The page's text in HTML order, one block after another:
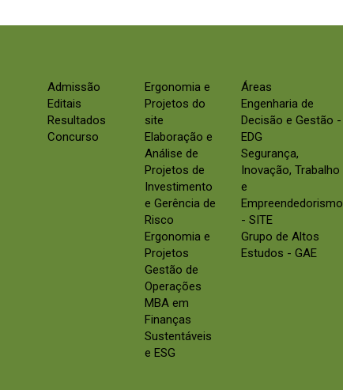
Admissão
Editais
Resultados
Concurso
Ergonomia e
Projetos do
site
Elaboração e
Análise de
Projetos de
Investimento
e Gerência de
Risco
Ergonomia e
Projetos
Gestão de
Operações
MBA em
Finanças
Sustentáveis
e ESG
Áreas
Engenharia de
Decisão e Gestão -
EDG
Segurança,
Inovação, Trabalho
e
Empreendedorismo
- SITE
Grupo de Altos
Estudos - GAE